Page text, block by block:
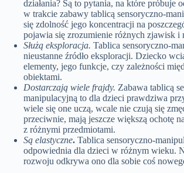
działania? Są to pytania, na które próbuje
w trakcie zabawy tablicą sensoryczno-
się zdolność jego koncentracji na
pojawia się zrozumienie różnych zjawisk i
Służą eksploracja. Tablica sensoryczno-
nieustanne źródło eksploracji. Dziecko
elementy, jego funkcje, czy zależności
obiektami.
Dostarczają wiele frajdy. Zabawa tablicą
manipulacyjną to dla dzieci prawdziwa
wiele się one uczą, wcale nie czują się
przeciwnie, mają jeszcze większą ochotę
z różnymi przedmiotami.
Są elastyczne. Tablica sensoryczno-
odpowiednia dla dzieci w różnym wieku.
rozwoju odkrywa ono dla sobie coś